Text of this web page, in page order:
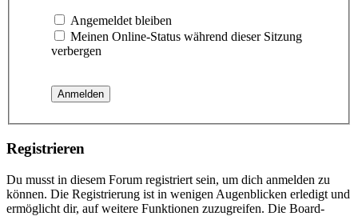
Angemeldet bleiben
Meinen Online-Status während dieser Sitzung
verbergen
Registrieren
Du musst in diesem Forum registriert sein, um dich anmelden zu
können. Die Registrierung ist in wenigen Augenblicken erledigt und
ermöglicht dir, auf weitere Funktionen zuzugreifen. Die Board-